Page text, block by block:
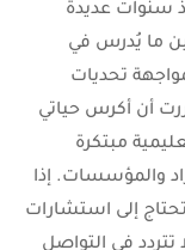
سنوات عديدة
ما يُدرس في
تحديات
أن أكرس حياتي
مبتكرة
والمؤسسات. إذا
إلى استشارات
تتردد في التواصل